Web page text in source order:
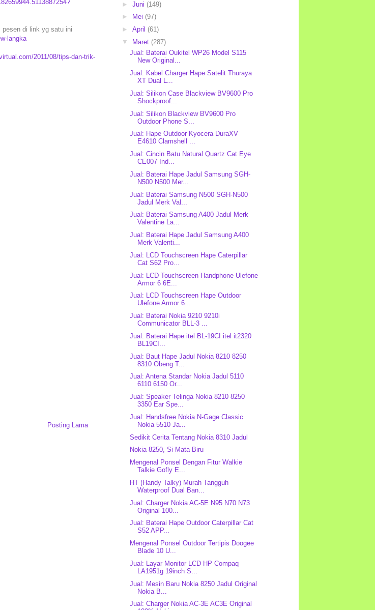
pesen di link yg satu ini
langka
2011/08/tips-dan-trik-
Posting Lama
► Juni (149)
►
Mei (97)
► April (61)
▼
Maret (287)
Jual: Baterai Oukitel WP26 Model S115
New Original...
Jual: Kabel Charger Hape Satelit Thuraya
XT Dual L...
Jual: Silikon Case Blackview BV9600 Pro
Shockproof...
Jual: Silikon Blackview BV9600 Pro
Outdoor Phone S...
Jual: Hape Outdoor Kyocera DuraXV
E4610 Clamshell ...
Jual: Cincin Batu Natural Quartz Cat Eye
CE007 Ind...
Jual: Baterai Hape Jadul Samsung SGH-
N500 N500 Mer...
Jual: Baterai Samsung N500 SGH-N500
Jadul Merk Val...
Jual: Baterai Samsung A400 Jadul Merk
Valentine La...
Jual: Baterai Hape Jadul Samsung A400
Merk Valenti...
Jual: LCD Touchscreen Hape Caterpillar
Cat S62 Pro...
Jual: LCD Touchscreen Handphone Ulefone
Armor 6 6E...
Jual: LCD Touchscreen Hape Outdoor
Ulefone Armor 6...
Jual: Baterai Nokia 9210 9210i
Communicator BLL-3 ...
Jual: Baterai Hape itel BL-19CI itel it2320
BL19CI...
Jual: Baut Hape Jadul Nokia 8210 8250
8310 Obeng T...
Jual: Antena Standar Nokia Jadul 5110
6110 6150 Or...
Jual: Speaker Telinga Nokia 8210 8250
3350 Ear Spe...
Jual: Handsfree Nokia N-Gage Classic
Nokia 5510 Ja...
Sedikit Cerita Tentang Nokia 8310 Jadul
Nokia 8250, Si Mata Biru
Mengenal Ponsel Dengan Fitur Walkie
Talkie Gofly E...
HT (Handy Talky) Murah Tangguh
Waterproof Dual Ban...
Jual: Charger Nokia AC-5E N95 N70 N73
Original 100...
Jual: Baterai Hape Outdoor Caterpillar Cat
S52 APP...
Mengenal Ponsel Outdoor Tertipis Doogee
Blade 10 U...
Jual: Layar Monitor LCD HP Compaq
LA1951g 19inch S...
Jual: Mesin Baru Nokia 8250 Jadul Original
Nokia B...
Jual: Charger Nokia AC-3E AC3E Original